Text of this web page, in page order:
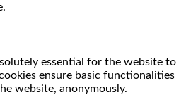
essential for the website to
ensure basic functionalities
website, anonymously.